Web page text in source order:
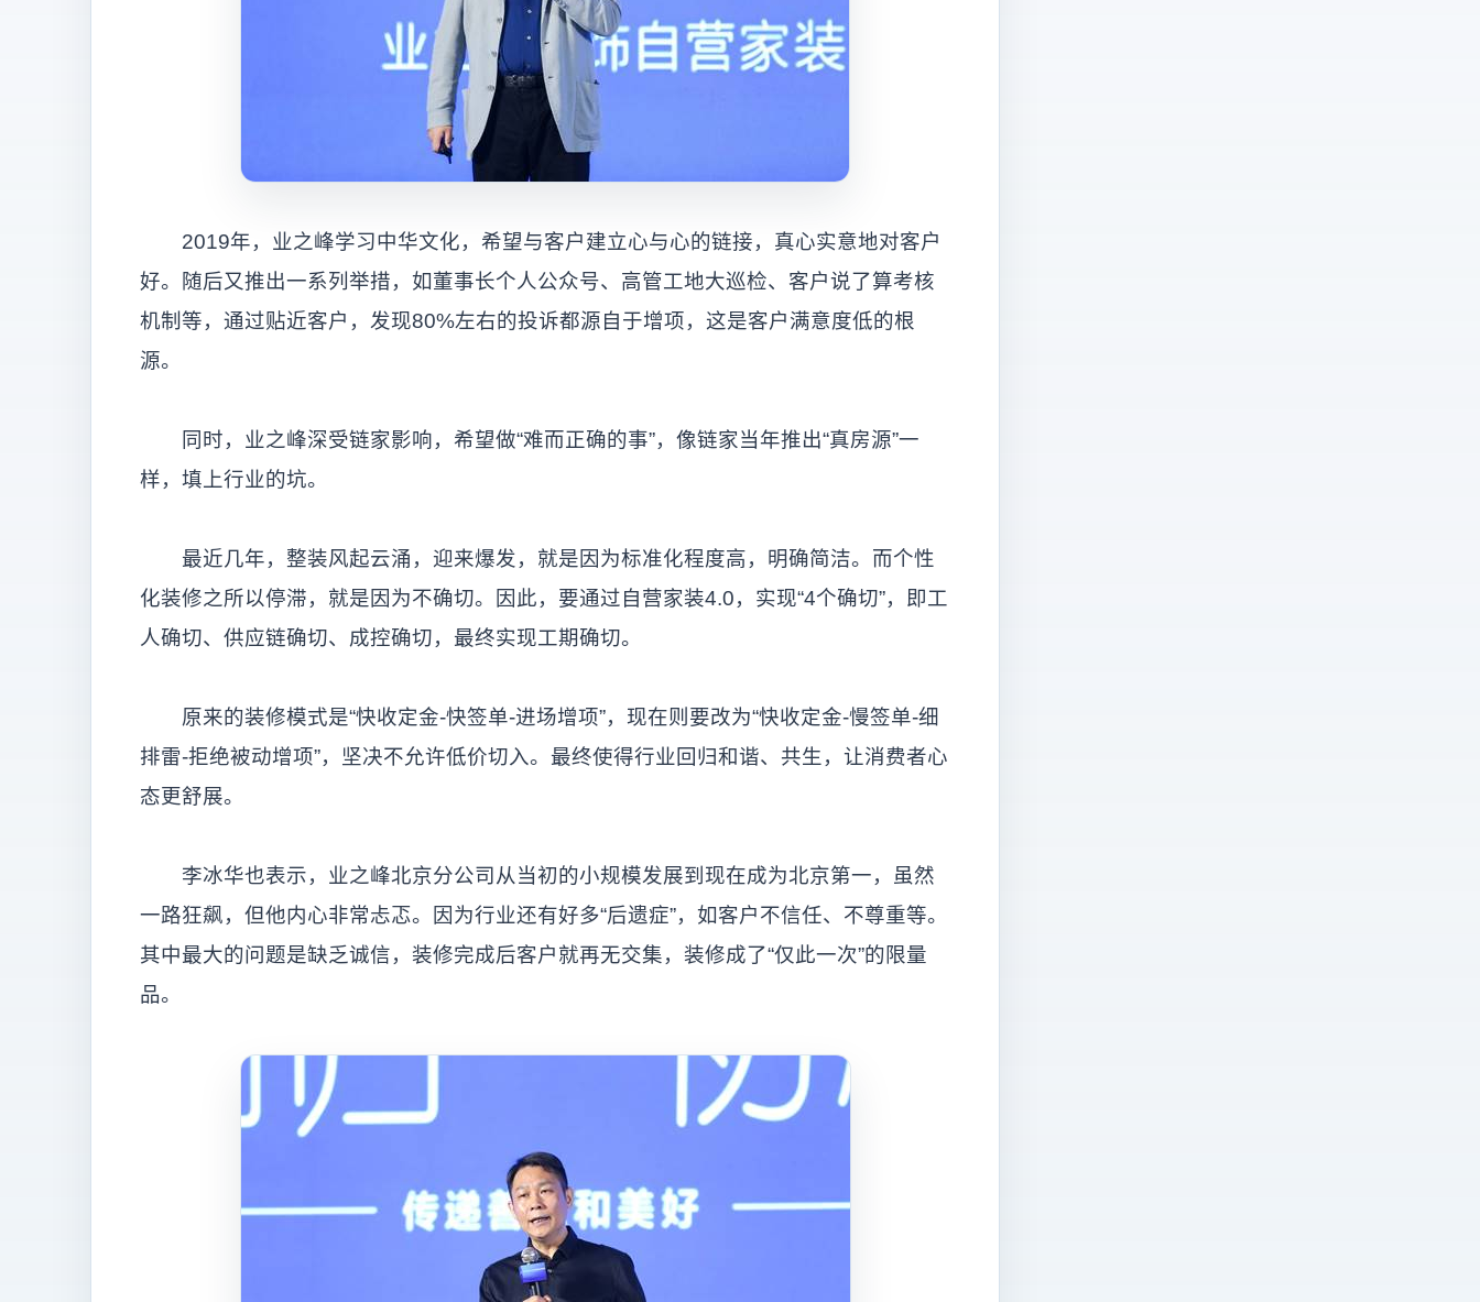
2019年，业之峰学习中华文化，希望与客户建立心与心的链接，真心实意地对客户
好。随后又推出一系列举措，如董事长个人公众号、高管工地大巡检、客户说了算考核
机制等，通过贴近客户，发现80%左右的投诉都源自于增项，这是客户满意度低的根
源。
同时，业之峰深受链家影响，希望做“难而正确的事”，像链家当年推出“真房源”一
样，填上行业的坑。
最近几年，整装风起云涌，迎来爆发，就是因为标准化程度高，明确简洁。而个性
化装修之所以停滞，就是因为不确切。因此，要通过自营家装4.0，实现“4个确切”，即工
人确切、供应链确切、成控确切，最终实现工期确切。
原来的装修模式是“快收定金-快签单-进场增项”，现在则要改为“快收定金-慢签单-细
排雷-拒绝被动增项”，坚决不允许低价切入。最终使得行业回归和谐、共生，让消费者心
态更舒展。
李冰华也表示，业之峰北京分公司从当初的小规模发展到现在成为北京第一，虽然
一路狂飙，但他内心非常忐忑。因为行业还有好多“后遗症”，如客户不信任、不尊重等。
其中最大的问题是缺乏诚信，装修完成后客户就再无交集，装修成了“仅此一次”的限量
品。